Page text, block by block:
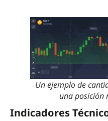
Un ejemplo de
una posición
Indicadores